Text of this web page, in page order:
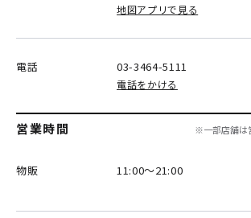
地図アプリで見る
電話 03-3464-5111
電話をかける
営業時間 ※一部店舗は
物販 11:00～21:00